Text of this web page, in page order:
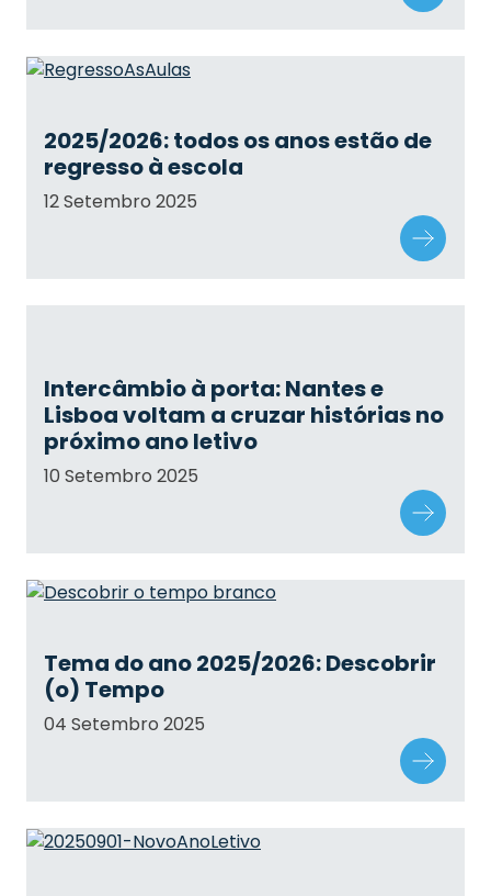
2025/2026: todos os anos estão de
regresso à escola
12 Setembro 2025
Intercâmbio à porta: Nantes e
Lisboa voltam a cruzar histórias no
próximo ano letivo
10 Setembro 2025
Tema do ano 2025/2026: Descobrir
(o) Tempo
04 Setembro 2025